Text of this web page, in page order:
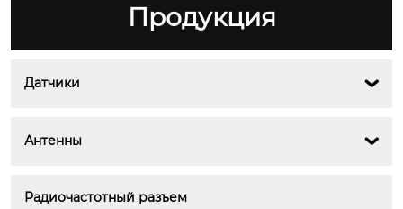
Продукция
Датчики 
Антенны 
Радиочастотный разъем